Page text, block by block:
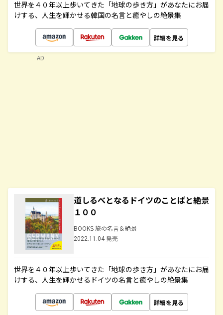
世界を４０年以上歩いてきた「地球の歩き方」があなたにお届
けする、人生を輝かせる韓国の名言と癒やしの絶景集
詳細を見る
道しるべとなるドイツのことばと絶景
１００
BOOKS 旅の名言＆絶景
2022.11.04 発売
世界を４０年以上歩いてきた「地球の歩き方」があなたにお届
けする、人生を輝かせるドイツの名言と癒やしの絶景集
詳細を見る
AD